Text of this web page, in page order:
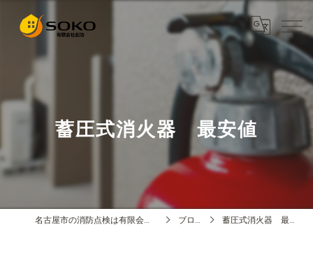
蓄圧式消火器 最安値
名古屋市の消防点検は有限会社創功 ブログ 蓄圧式消火器 最安値